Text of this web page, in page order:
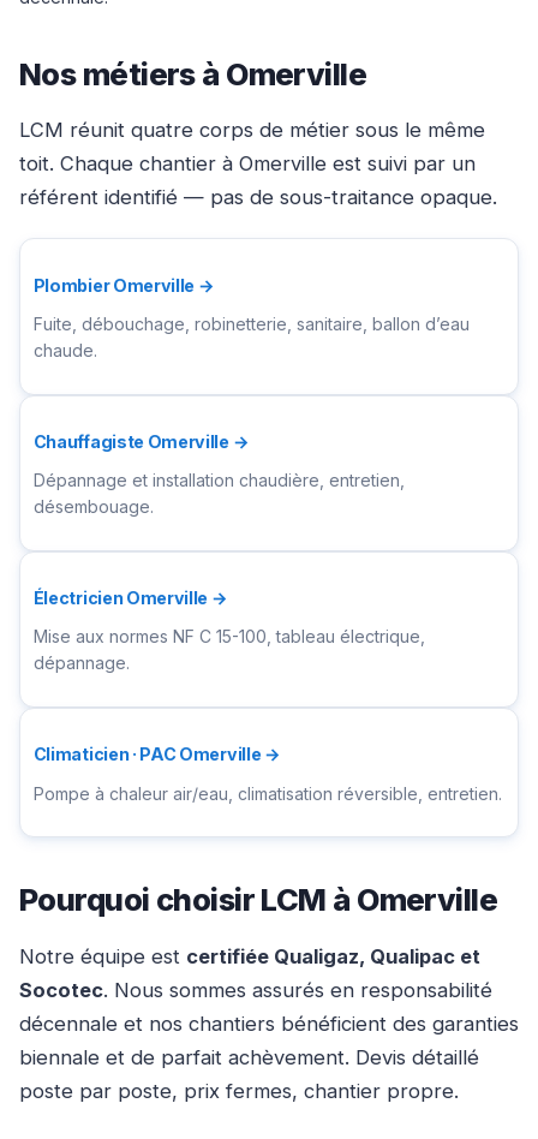
Nos métiers à Omerville
LCM réunit quatre corps de métier sous le même
toit. Chaque chantier à Omerville est suivi par un
référent identifié — pas de sous-traitance opaque.
Plombier Omerville →
Fuite, débouchage, robinetterie, sanitaire, ballon d’eau
chaude.
Chauffagiste Omerville →
Dépannage et installation chaudière, entretien,
désembouage.
Électricien Omerville →
Mise aux normes NF C 15-100, tableau électrique,
dépannage.
Climaticien · PAC Omerville →
Pompe à chaleur air/eau, climatisation réversible, entretien.
Pourquoi choisir LCM à Omerville
Notre équipe est certifiée Qualigaz, Qualipac et
Socotec. Nous sommes assurés en responsabilité
décennale et nos chantiers bénéficient des garanties
biennale et de parfait achèvement. Devis détaillé
poste par poste, prix fermes, chantier propre.